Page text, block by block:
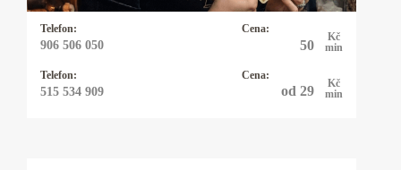
Telefon:
906 506 050
Cena:
50
Kč
min
Telefon:
515 534 909
Cena:
od 29
Kč
min
mi karty ukazují a moc se s tím nemažu.